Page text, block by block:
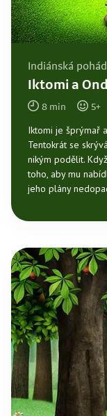
Indiánská
Iktomi a
8 min 5+
Iktomi je šprýmař
Tentokrát se
nikým podělit.
toho, aby mu
jeho plány